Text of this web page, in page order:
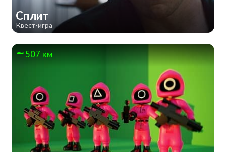
Сплит
Квест-игра
507 км